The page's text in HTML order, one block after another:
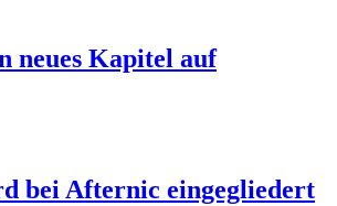
neues Kapitel auf
bei Afternic eingegliedert